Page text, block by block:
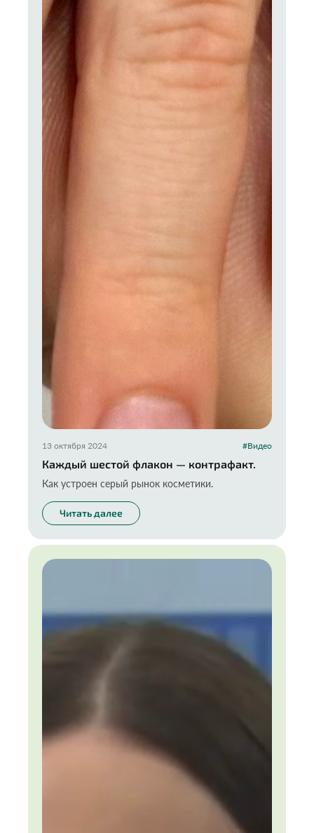
13 октября 2024 #Видео
Каждый шестой флакон — контрафакт.
Как устроен серый рынок косметики.
Читать далее